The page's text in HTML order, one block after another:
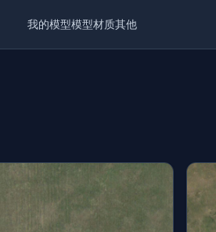
我的模型模型材质其他